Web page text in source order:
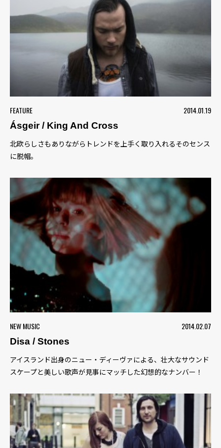
FEATURE
2014.01.19
Ásgeir / King And Cross
北欧らしさもありながらトレンドを上手く取り入れるそのセンス
に脱帽。
NEW MUSIC
2014.02.07
Disa / Stones
アイスランド出身のニュー・ディーヴァによる、壮大なサウンド
スケープと美しい歌声が見事にマッチした幻想的なナンバー！